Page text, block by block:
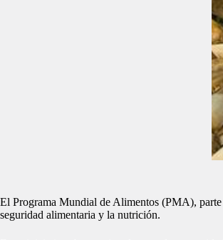
El Programa Mundial de Alimentos (PMA), parte
seguridad alimentaria y la nutrición.